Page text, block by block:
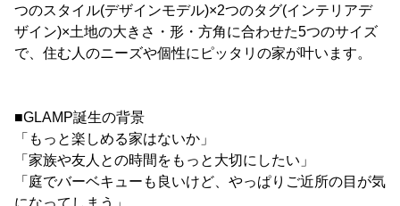
つのスタイル(デザインモデル)×2つのタグ(インテリアデ
ザイン)×土地の大きさ・形・方角に合わせた5つのサイズ
で、住む人のニーズや個性にピッタリの家が叶います。
■GLAMP誕生の背景
「もっと楽しめる家はないか」
「家族や友人との時間をもっと大切にしたい」
「庭でバーベキューも良いけど、やっぱりご近所の目が気
になってしまう」